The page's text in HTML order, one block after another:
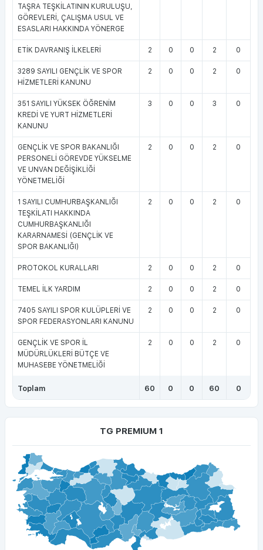
TAŞRA TEŞKİLATININ KURULUŞU,
GÖREVLERİ, ÇALIŞMA USUL VE
ESASLARI HAKKINDA YÖNERGE
ETİK DAVRANIŞ İLKELERİ 2 0 0 2 0
3289 SAYILI GENÇLİK VE SPOR
HİZMETLERİ KANUNU
2 0 0 2 0
351 SAYILI YÜKSEK ÖĞRENİM
KREDİ VE YURT HİZMETLERİ
KANUNU
3 0 0 3 0
GENÇLİK VE SPOR BAKANLIĞI
PERSONELİ GÖREVDE YÜKSELME
VE UNVAN DEĞİŞİKLİĞİ
YÖNETMELİĞİ
2 0 0 2 0
1 SAYILI CUMHURBAŞKANLIĞI
TEŞKİLATI HAKKINDA
CUMHURBAŞKANLIĞI
KARARNAMESİ (GENÇLİK VE
SPOR BAKANLIĞI)
2 0 0 2 0
PROTOKOL KURALLARI 2 0 0 2 0
TEMEL İLK YARDIM 2 0 0 2 0
7405 SAYILI SPOR KULÜPLERİ VE
SPOR FEDERASYONLARI KANUNU
2 0 0 2 0
GENÇLİK VE SPOR İL
MÜDÜRLÜKLERİ BÜTÇE VE
MUHASEBE YÖNETMELİĞİ
2 0 0 2 0
Toplam 60 0 0 60 0
TG PREMIUM 1